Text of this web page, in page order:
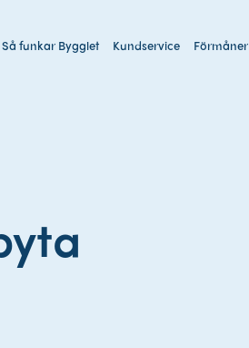
Så funkar Bygglet Kundservice Förmåner